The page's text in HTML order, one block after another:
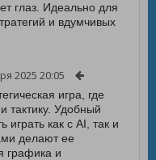
глаз. Идеально для
и вдумчивых
2025 20:05
игра, где
тактику. Удобный
играть как с AI, так и
делают ее
графика и